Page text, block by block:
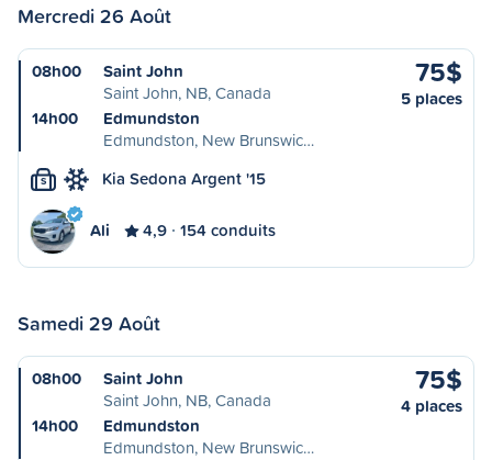
Mercredi 26 Août
08h00
Saint John
Saint John, NB, Canada
14h00
Edmundston
Edmundston, New Brunswic…
75$
5 places
S Kia Sedona Argent '15
Ali 4,9 154 conduits
Samedi 29 Août
08h00
Saint John
Saint John, NB, Canada
14h00
Edmundston
Edmundston, New Brunswic…
75$
4 places